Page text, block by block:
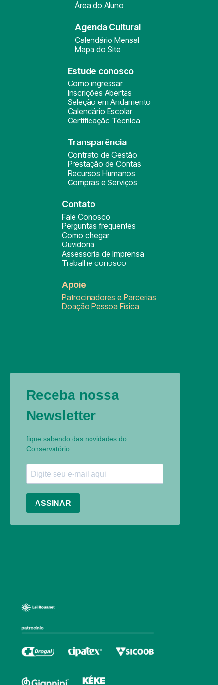
Área do Aluno
Agenda Cultural
Calendário Mensal
Mapa do Site
Estude conosco
Como ingressar
Inscrições Abertas
Seleção em Andamento
Calendário Escolar
Certificação Técnica
Transparência
Contrato de Gestão
Prestação de Contas
Recursos Humanos
Compras e Serviços
Contato
Fale Conosco
Perguntas frequentes
Como chegar
Ouvidoria
Assessoria de Imprensa
Trabalhe conosco
Apoie
Patrocinadores e Parcerias
Doação Pessoa Física